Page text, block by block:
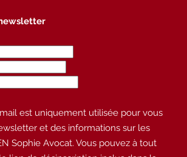
est uniquement utilisée pour vous
et des informations sur les
Sophie Avocat. Vous pouvez à tout